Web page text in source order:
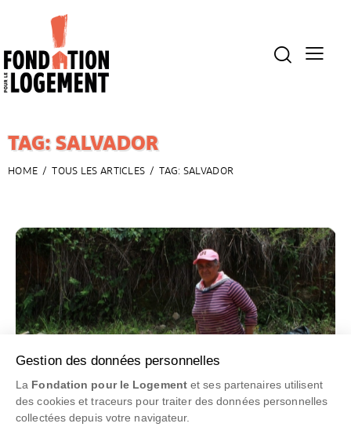
Gestion des données personnelles
La Fondation pour le Logementet ses partenaires utilisent
des cookies et traceurs pour traiter des données personnelles
collectées depuis votre navigateur.
TAG: SALVADOR
HOME TOUS LES ARTICLES TAG: SALVADOR